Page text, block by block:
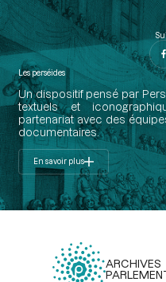
Les perséides
Un dispositif pensé par
textuels et
partenariat avec des
documentaires.
En savoir plus
ARCHIVES